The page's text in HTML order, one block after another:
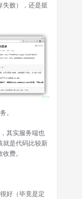
失败），还是挺
。
其实服务端也
就是代码比较新
费。
好（毕竟是定